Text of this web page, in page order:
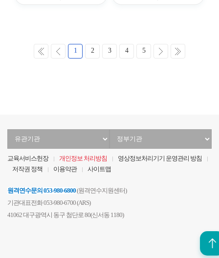
처
이
1 2 3 4 5
다
마
교육서비스헌장 개인정보 처리방침
영상정보처리기기 운영관리 방침
저작권 정책
이용약관 사이트맵
원격연수문의 053-980-6800(원격연수지원센터)
기관대표전화 053-980-6700 (ARS)
41062 대구광역시 동구 첨단로 80(신서동 1180)
관
선
관
선